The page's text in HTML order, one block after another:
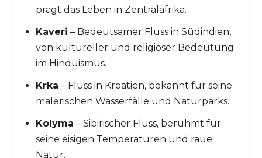
prägt das Leben in Zentralafrika.
Kaveri – Bedeutsamer Fluss in Südindien,
von kultureller und religiöser Bedeutung
im Hinduismus.
Krka – Fluss in Kroatien, bekannt für seine
malerischen Wasserfälle und Naturparks.
Kolyma – Sibirischer Fluss, berühmt für
seine eisigen Temperaturen und raue
Natur.